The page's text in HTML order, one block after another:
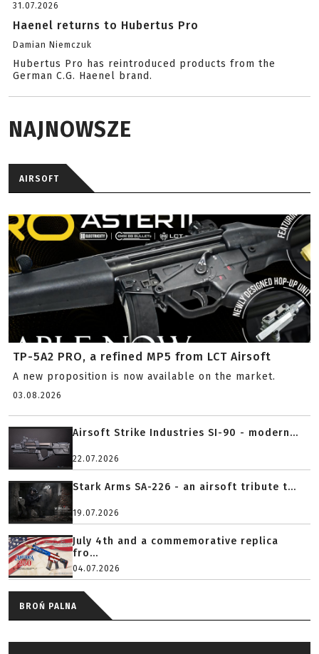
31.07.2026
Haenel returns to Hubertus Pro
Damian Niemczuk
Hubertus Pro has reintroduced products from the
German C.G. Haenel brand.
NAJNOWSZE
AIRSOFT
TP-5A2 PRO, a refined MP5 from LCT Airsoft
A new proposition is now available on the market.
03.08.2026
Airsoft Strike Industries SI-90 - modern...
22.07.2026
Stark Arms SA-226 - an airsoft tribute t...
19.07.2026
July 4th and a commemorative replica
fro...
04.07.2026
BROŃ PALNA